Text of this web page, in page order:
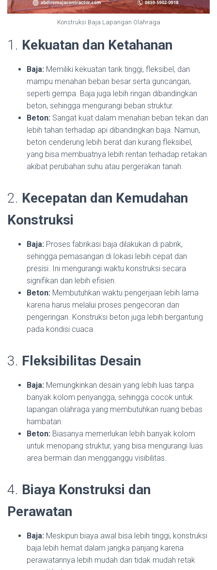
Konstruksi Baja Lapangan Olahraga
1. Kekuatan dan Ketahanan
Baja: Memiliki kekuatan tarik tinggi, fleksibel, dan
mampu menahan beban besar serta guncangan,
seperti gempa. Baja juga lebih ringan dibandingkan
beton, sehingga mengurangi beban struktur.
Beton: Sangat kuat dalam menahan beban tekan dan
lebih tahan terhadap api dibandingkan baja. Namun,
beton cenderung lebih berat dan kurang fleksibel,
yang bisa membuatnya lebih rentan terhadap retakan
akibat perubahan suhu atau pergerakan tanah.
2. Kecepatan dan Kemudahan
Konstruksi
Baja: Proses fabrikasi baja dilakukan di pabrik,
sehingga pemasangan di lokasi lebih cepat dan
presisi. Ini mengurangi waktu konstruksi secara
signifikan dan lebih efisien.
Beton: Membutuhkan waktu pengerjaan lebih lama
karena harus melalui proses pengecoran dan
pengeringan. Konstruksi beton juga lebih bergantung
pada kondisi cuaca.
3. Fleksibilitas Desain
Baja: Memungkinkan desain yang lebih luas tanpa
banyak kolom penyangga, sehingga cocok untuk
lapangan olahraga yang membutuhkan ruang bebas
hambatan.
Beton: Biasanya memerlukan lebih banyak kolom
untuk menopang struktur, yang bisa mengurangi luas
area bermain dan mengganggu visibilitas.
4. Biaya Konstruksi dan
Perawatan
Baja: Meskipun biaya awal bisa lebih tinggi, konstruksi
baja lebih hemat dalam jangka panjang karena
perawatannya lebih mudah dan tidak mudah retak